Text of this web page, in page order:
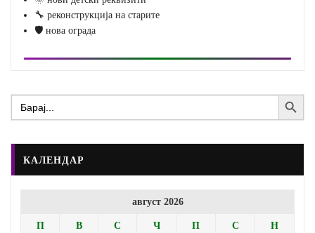
🔧 реконструкција на старите
🛡️ нова ограда
Search
for:
Search Button
КАЛЕНДАР
август 2026
П В С Ч П С Н